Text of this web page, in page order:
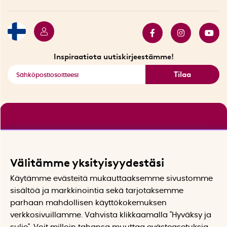
Inspiraatiota uutiskirjeestämme!
Tilaa
Välitämme yksityisyydestäsi
Käytämme evästeitä mukauttaaksemme sivustomme
sisältöä ja markkinointia sekä tarjotaksemme
parhaan mahdollisen käyttökokemuksen
verkkosivuillamme. Vahvista klikkaamalla "Hyväksy ja